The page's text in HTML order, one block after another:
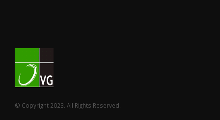
© Copyright 2023. All Rights Reserved.